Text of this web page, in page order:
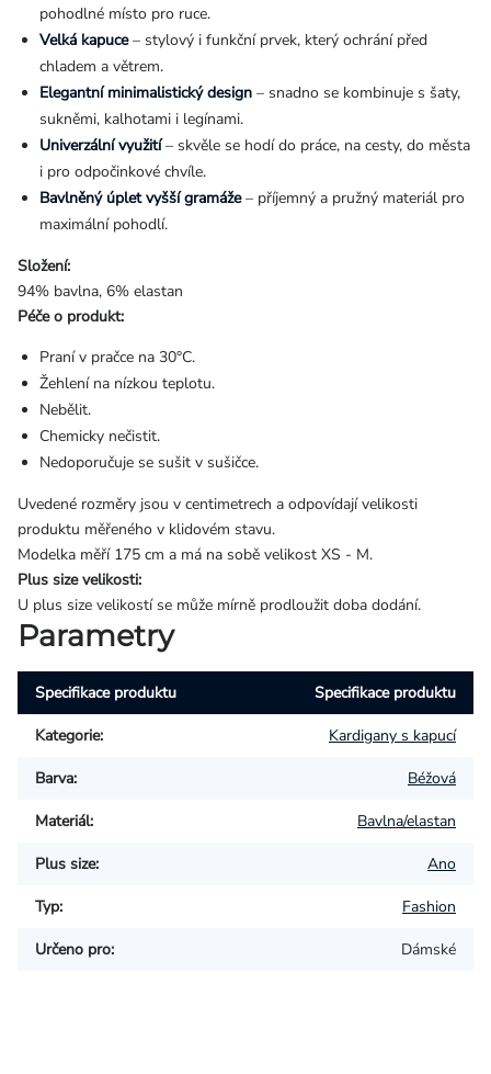
pohodlné místo pro ruce.
Velká kapuce– stylový i funkční prvek, který ochrání před
chladem a větrem.
Elegantní minimalistický design – snadno se kombinuje s šaty,
sukněmi, kalhotami i legínami.
Univerzální využití– skvěle se hodí do práce, na cesty, do města
i pro odpočinkové chvíle.
Bavlněný úplet vyšší gramáže– příjemný a pružný materiál pro
maximální pohodlí.
Složení:
94% bavlna, 6% elastan
Péče o produkt:
Praní v pračce na 30°C.
Žehlení na nízkou teplotu.
Nebělit.
Chemicky nečistit.
Nedoporučuje se sušit v sušičce.
Uvedené rozměry jsou v centimetrech a odpovídají velikosti
produktu měřeného v klidovém stavu.
Modelka měří 175 cm a má na sobě velikost XS - M.
Plus size velikosti:
U plus size velikostí se může mírně prodloužit doba dodání.
Parametry
Specifikace produktu Specifikace produktu
Kategorie: Kardigany s kapucí
Barva: Béžová
Materiál: Bavlna/elastan
Plus size: Ano
Typ: Fashion
Určeno pro: Dámské